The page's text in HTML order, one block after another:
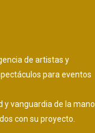
de artistas y
para eventos
y vanguardia de la mano
con su proyecto.